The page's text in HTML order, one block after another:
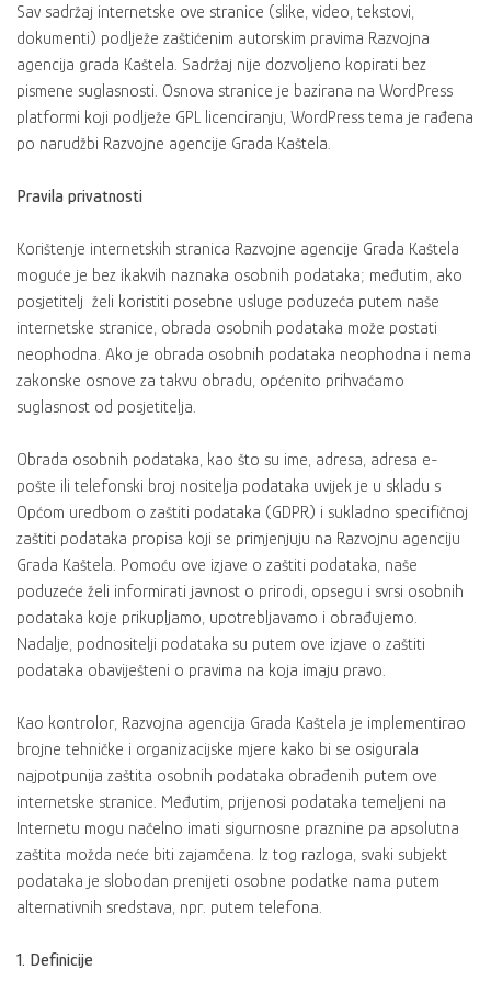
Sav sadržaj internetske ove stranice (slike, video, tekstovi,
dokumenti) podlježe zaštićenim autorskim pravima Razvojna
agencija grada Kaštela. Sadržaj nije dozvoljeno kopirati bez
pismene suglasnosti. Osnova stranice je bazirana na WordPress
platformi koji podlježe GPL licenciranju, WordPress tema je rađena
po narudžbi Razvojne agencije Grada Kaštela.
Pravila privatnosti
Korištenje internetskih stranica Razvojne agencije Grada Kaštela
moguće je bez ikakvih naznaka osobnih podataka; međutim, ako
posjetitelj želi koristiti posebne usluge poduzeća putem naše
internetske stranice, obrada osobnih podataka može postati
neophodna. Ako je obrada osobnih podataka neophodna i nema
zakonske osnove za takvu obradu, općenito prihvaćamo
suglasnost od posjetitelja.
Obrada osobnih podataka, kao što su ime, adresa, adresa e-
pošte ili telefonski broj nositelja podataka uvijek je u skladu s
Općom uredbom o zaštiti podataka (GDPR) i sukladno specifičnoj
zaštiti podataka propisa koji se primjenjuju na Razvojnu agenciju
Grada Kaštela. Pomoću ove izjave o zaštiti podataka, naše
poduzeće želi informirati javnost o prirodi, opsegu i svrsi osobnih
podataka koje prikupljamo, upotrebljavamo i obrađujemo.
Nadalje, podnositelji podataka su putem ove izjave o zaštiti
podataka obaviješteni o pravima na koja imaju pravo.
Kao kontrolor, Razvojna agencija Grada Kaštela je implementirao
brojne tehničke i organizacijske mjere kako bi se osigurala
najpotpunija zaštita osobnih podataka obrađenih putem ove
internetske stranice. Međutim, prijenosi podataka temeljeni na
Internetu mogu načelno imati sigurnosne praznine pa apsolutna
zaštita možda neće biti zajamčena. Iz tog razloga, svaki subjekt
podataka je slobodan prenijeti osobne podatke nama putem
alternativnih sredstava, npr. putem telefona.
1. Definicije